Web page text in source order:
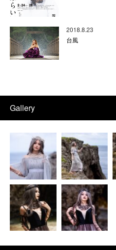
2018.8.23
台風
Gallery